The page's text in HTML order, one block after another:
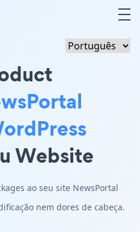
Website
ao seu site NewsPortal
nem dores de cabeça.